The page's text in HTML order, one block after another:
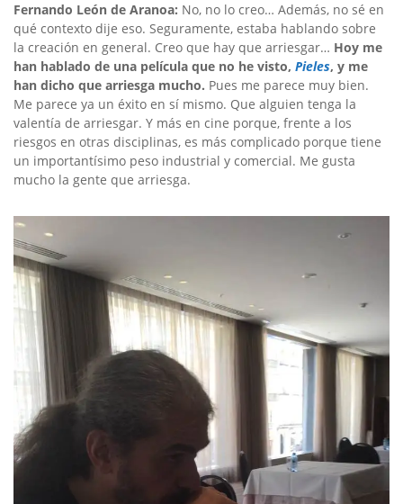
Fernando León de Aranoa: No, no lo creo… Además, no sé en
qué contexto dije eso. Seguramente, estaba hablando sobre
la creación en general. Creo que hay que arriesgar… Hoy me
han hablado de una película que no he visto, Pieles, y me
han dicho que arriesga mucho. Pues me parece muy bien.
Me parece ya un éxito en sí mismo. Que alguien tenga la
valentía de arriesgar. Y más en cine porque, frente a los
riesgos en otras disciplinas, es más complicado porque tiene
un importantísimo peso industrial y comercial. Me gusta
mucho la gente que arriesga.